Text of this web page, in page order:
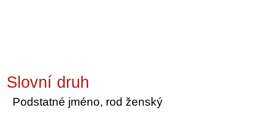
Slovní druh
Podstatné jméno, rod ženský